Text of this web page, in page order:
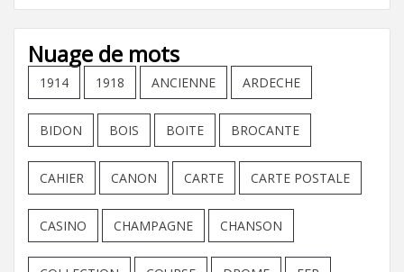
Nuage de mots
1914 1918 ANCIENNE ARDECHE
BIDON BOIS BOITE BROCANTE
CAHIER CANON CARTE CARTE POSTALE
CASINO CHAMPAGNE CHANSON